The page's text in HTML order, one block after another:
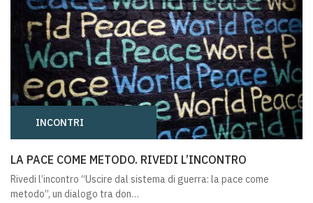
INCONTRI
LA PACE COME METODO. RIVEDI L’INCONTRO
Rivedi l’incontro “Uscire dal sistema di guerra: la pace come
metodo”, un dialogo tra don…